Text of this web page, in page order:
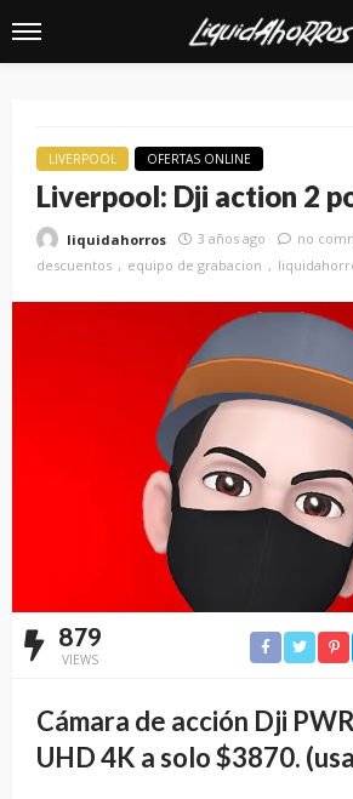
LIVERPOOL OFERTAS ONLINE
Liverpool: Dji action 2
liquidahorros 3 años ago no
descuentos
equipo de grabacion
879
VIEWS
Cámara de acción Dji
UHD 4K a solo $3870.